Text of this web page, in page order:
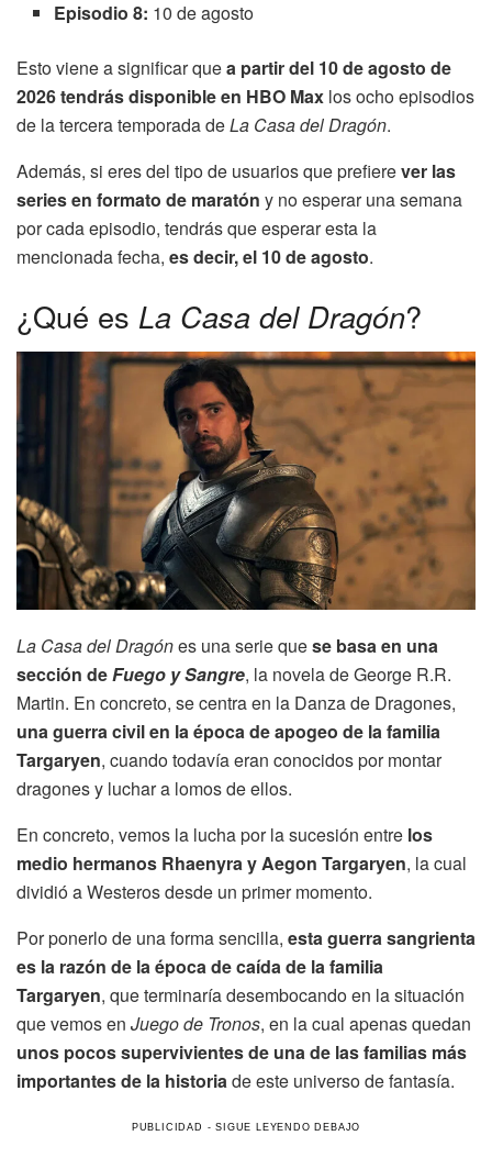
Episodio 8: 10 de agosto
Esto viene a significar quea partir del 10 de agosto de
2026 tendrás disponible en HBO Max los ocho episodios
de la tercera temporada deLa Casa del Dragón.
Además, si eres del tipo de usuarios que prefierever las
series en formato de maratón y no esperar una semana
por cada episodio, tendrás que esperar esta la
mencionada fecha, es decir, el 10 de agosto.
¿Qué es La Casa del Dragón?
La Casa del Dragónes una serie quese basa en una
sección deFuego y Sangre, la novela de George R.R.
Martin. En concreto, se centra en la Danza de Dragones,
una guerra civil en la época de apogeo de la familia
Targaryen, cuando todavía eran conocidos por montar
dragones y luchar a lomos de ellos.
En concreto, vemos la lucha por la sucesión entre los
medio hermanos Rhaenyra y Aegon Targaryen, la cual
dividió a Westeros desde un primer momento.
Por ponerlo de una forma sencilla, esta guerra sangrienta
es la razón de la época de caída de la familia
Targaryen, que terminaría desembocando en la situación
que vemos en Juego de Tronos, en la cual apenas quedan
unos pocos supervivientes de una de las familias más
importantes de la historiade este universo de fantasía.